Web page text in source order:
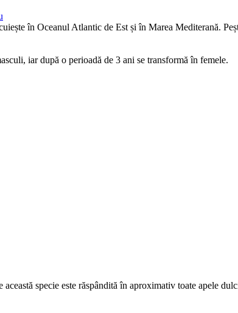
în Oceanul Atlantic de Est și în Marea Mediterană.
iar după o perioadă de 3 ani se transformă în femele.
specie este răspândită în aproximativ toate apele